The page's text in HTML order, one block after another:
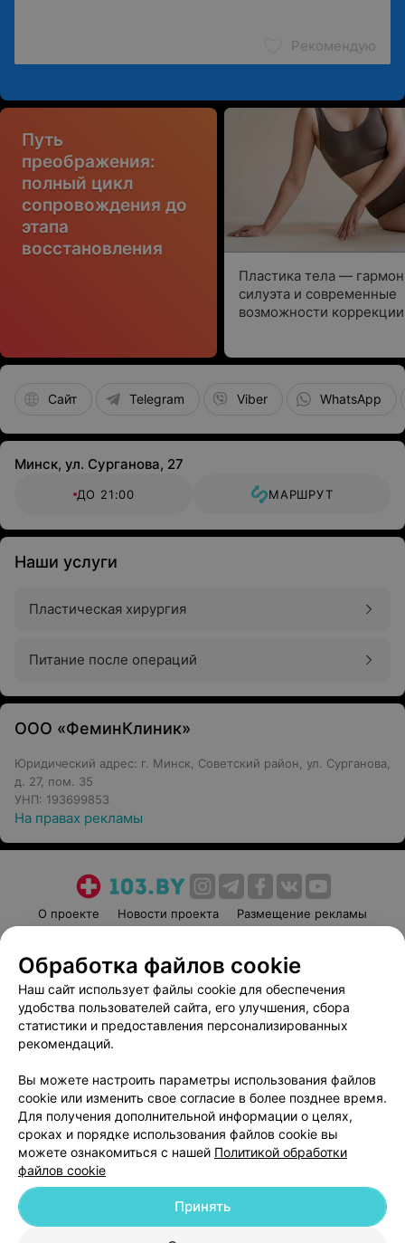
Рекомендую
Путь
преображения:
полный цикл
сопровождения до
этапа
восстановления
Пластика тела —
силуэта и современные
возможности коррекции
Сайт Telegram Viber WhatsApp
Минск, ул. Сурганова, 27
ДО 21:00 МАРШРУТ
Наши услуги
Пластическая хирургия
Питание после операций
ООО «ФеминКлиник»
Юридический адрес: г. Минск, Советский район, ул. Сурганова,
д. 27, пом. 35
УНП: 193699853
На правах рекламы
О проекте Новости проекта
Размещение рекламы
Пользовательское соглашение
Способы оплаты
Вакансии
Партнеры
Написать руководителю 103.by
Обработка персональных данных
© 2026 ООО «Артокс Лаб», УНП 191700409
| 220012, Республика Беларусь,
Обработка файлов cookie
Наш сайт использует файлы cookie для обеспечения
удобства пользователей сайта, его улучшения, сбора
статистики и предоставления персонализированных
рекомендаций.
Вы можете настроить параметры использования файлов
cookie или изменить свое согласие в более позднее время.
Для получения дополнительной информации о целях,
сроках и порядке использования файлов cookie вы
можете ознакомиться с нашей Политикой обработки
файлов cookie
Принять